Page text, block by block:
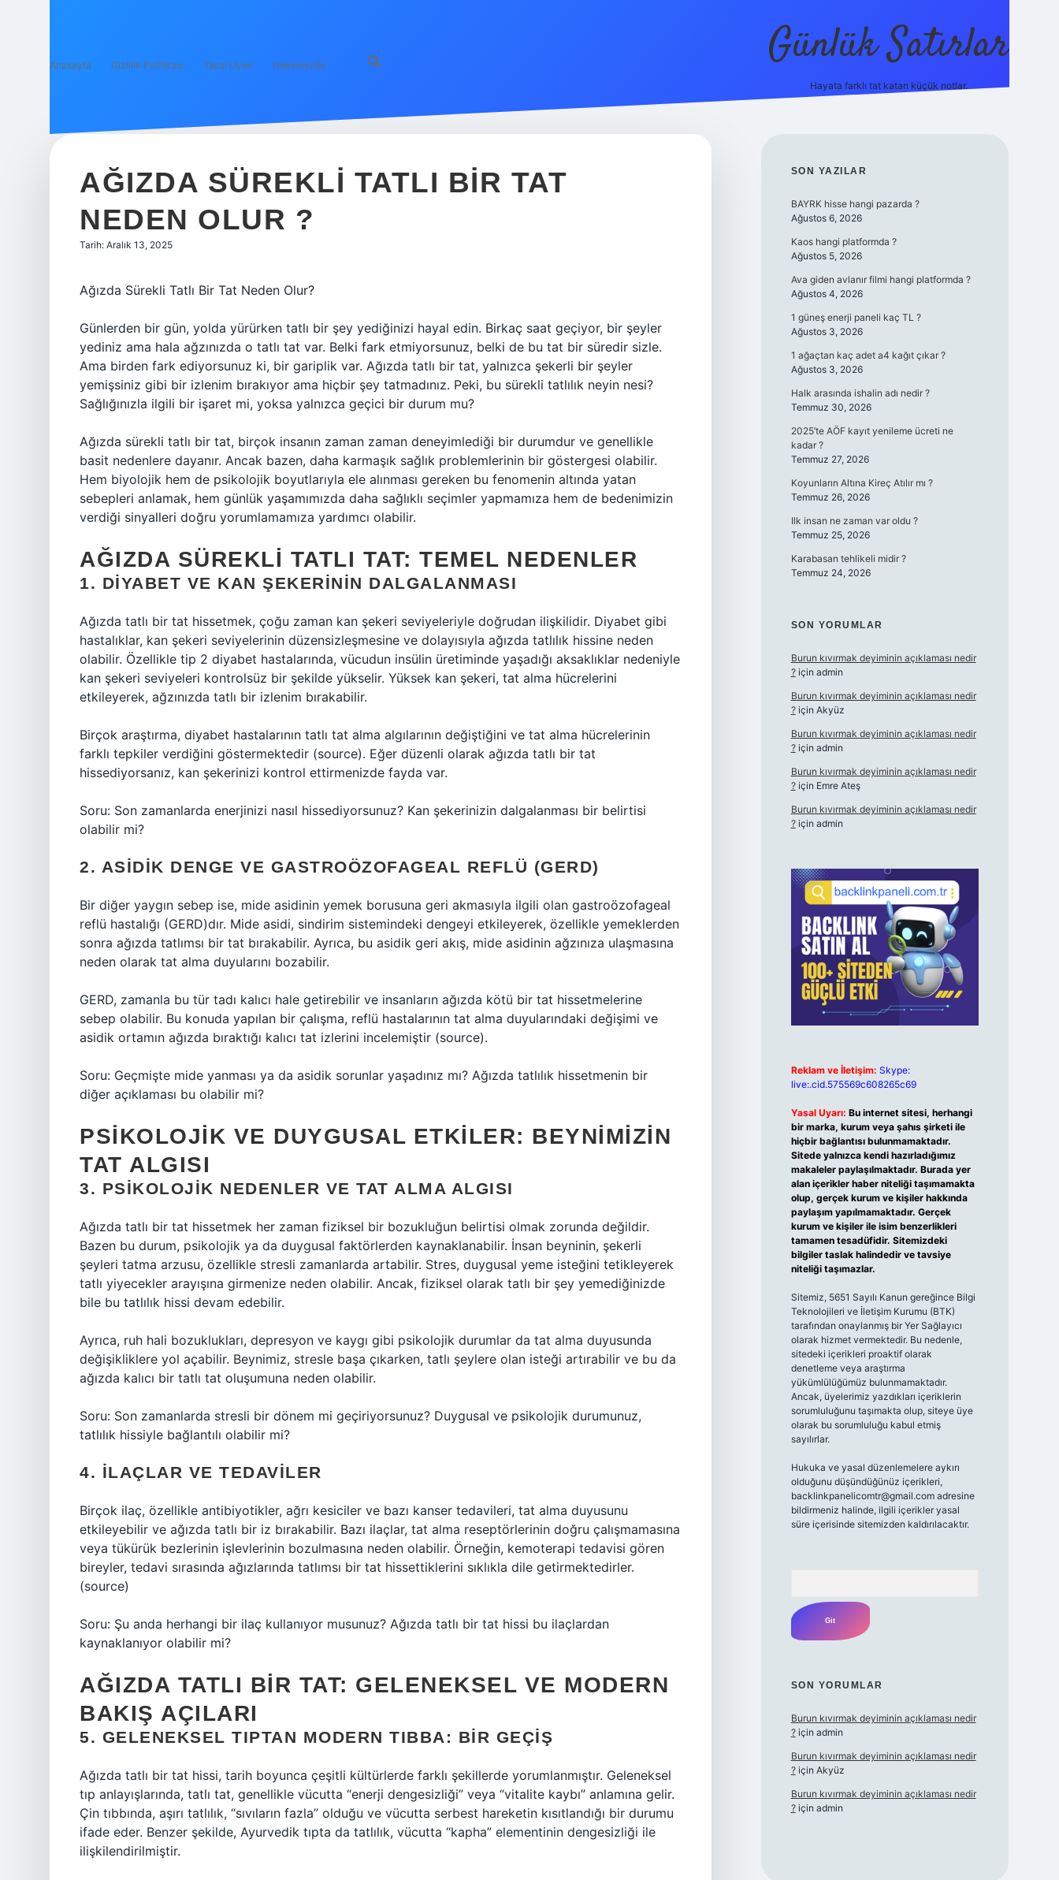
Anasayfa Gizlilik Politikası Yasal Uyarı Hakkımızda Günlük Satırlar
Hayata farklı tat katan küçük notlar.
AĞIZDA SÜREKLI TATLI BIR TAT
NEDEN OLUR ?
Tarih: Aralık 13, 2025
Ağızda Sürekli Tatlı Bir Tat Neden Olur?
Günlerden bir gün, yolda yürürken tatlı bir şey yediğinizi hayal edin. Birkaç saat geçiyor, bir şeyler
yediniz ama hala ağzınızda o tatlı tat var. Belki fark etmiyorsunuz, belki de bu tat bir süredir sizle.
Ama birden fark ediyorsunuz ki, bir gariplik var. Ağızda tatlı bir tat, yalnızca şekerli bir şeyler
yemişsiniz gibi bir izlenim bırakıyor ama hiçbir şey tatmadınız. Peki, bu sürekli tatlılık neyin nesi?
Sağlığınızla ilgili bir işaret mi, yoksa yalnızca geçici bir durum mu?
Ağızda sürekli tatlı bir tat, birçok insanın zaman zaman deneyimlediği bir durumdur ve genellikle
basit nedenlere dayanır. Ancak bazen, daha karmaşık sağlık problemlerinin bir göstergesi olabilir.
Hem biyolojik hem de psikolojik boyutlarıyla ele alınması gereken bu fenomenin altında yatan
sebepleri anlamak, hem günlük yaşamımızda daha sağlıklı seçimler yapmamıza hem de bedenimizin
verdiği sinyalleri doğru yorumlamamıza yardımcı olabilir.
AĞIZDA SÜREKLI TATLI TAT: TEMEL NEDENLER
1. DIYABET VE KAN ŞEKERININ DALGALANMASI
Ağızda tatlı bir tat hissetmek, çoğu zaman kan şekeri seviyeleriyle doğrudan ilişkilidir. Diyabet gibi
hastalıklar, kan şekeri seviyelerinin düzensizleşmesine ve dolayısıyla ağızda tatlılık hissine neden
olabilir. Özellikle tip 2 diyabet hastalarında, vücudun insülin üretiminde yaşadığı aksaklıklar nedeniyle
kan şekeri seviyeleri kontrolsüz bir şekilde yükselir. Yüksek kan şekeri, tat alma hücrelerini
etkileyerek, ağzınızda tatlı bir izlenim bırakabilir.
Birçok araştırma, diyabet hastalarının tatlı tat alma algılarının değiştiğini ve tat alma hücrelerinin
farklı tepkiler verdiğini göstermektedir (source). Eğer düzenli olarak ağızda tatlı bir tat
hissediyorsanız, kan şekerinizi kontrol ettirmenizde fayda var.
Soru: Son zamanlarda enerjinizi nasıl hissediyorsunuz? Kan şekerinizin dalgalanması bir belirtisi
olabilir mi?
2. ASIDIK DENGE VE GASTROÖZOFAGEAL REFLÜ (GERD)
Bir diğer yaygın sebep ise, mide asidinin yemek borusuna geri akmasıyla ilgili olan gastroözofageal
reflü hastalığı (GERD)dır. Mide asidi, sindirim sistemindeki dengeyi etkileyerek, özellikle yemeklerden
sonra ağızda tatlımsı bir tat bırakabilir. Ayrıca, bu asidik geri akış, mide asidinin ağzınıza ulaşmasına
neden olarak tat alma duyularını bozabilir.
GERD, zamanla bu tür tadı kalıcı hale getirebilir ve insanların ağızda kötü bir tat hissetmelerine
sebep olabilir. Bu konuda yapılan bir çalışma, reflü hastalarının tat alma duyularındaki değişimi ve
asidik ortamın ağızda bıraktığı kalıcı tat izlerini incelemiştir (source).
Soru: Geçmişte mide yanması ya da asidik sorunlar yaşadınız mı? Ağızda tatlılık hissetmenin bir
diğer açıklaması bu olabilir mi?
PSIKOLOJIK VE DUYGUSAL ETKILER: BEYNIMIZIN
TAT ALGISI
3. PSIKOLOJIK NEDENLER VE TAT ALMA ALGISI
Ağızda tatlı bir tat hissetmek her zaman fiziksel bir bozukluğun belirtisi olmak zorunda değildir.
Bazen bu durum, psikolojik ya da duygusal faktörlerden kaynaklanabilir. İnsan beyninin, şekerli
şeyleri tatma arzusu, özellikle stresli zamanlarda artabilir. Stres, duygusal yeme isteğini tetikleyerek
tatlı yiyecekler arayışına girmenize neden olabilir. Ancak, fiziksel olarak tatlı bir şey yemediğinizde
bile bu tatlılık hissi devam edebilir.
Ayrıca, ruh hali bozuklukları, depresyon ve kaygı gibi psikolojik durumlar da tat alma duyusunda
değişikliklere yol açabilir. Beynimiz, stresle başa çıkarken, tatlı şeylere olan isteği artırabilir ve bu da
ağızda kalıcı bir tatlı tat oluşumuna neden olabilir.
Soru: Son zamanlarda stresli bir dönem mi geçiriyorsunuz? Duygusal ve psikolojik durumunuz,
tatlılık hissiyle bağlantılı olabilir mi?
4. İLAÇLAR VE TEDAVILER
Birçok ilaç, özellikle antibiyotikler, ağrı kesiciler ve bazı kanser tedavileri, tat alma duyusunu
etkileyebilir ve ağızda tatlı bir iz bırakabilir. Bazı ilaçlar, tat alma reseptörlerinin doğru çalışmamasına
veya tükürük bezlerinin işlevlerinin bozulmasına neden olabilir. Örneğin, kemoterapi tedavisi gören
bireyler, tedavi sırasında ağızlarında tatlımsı bir tat hissettiklerini sıklıkla dile getirmektedirler.
(source)
Soru: Şu anda herhangi bir ilaç kullanıyor musunuz? Ağızda tatlı bir tat hissi bu ilaçlardan
kaynaklanıyor olabilir mi?
AĞIZDA TATLI BIR TAT: GELENEKSEL VE MODERN
BAKIŞ AÇILARI
5. GELENEKSEL TIPTAN MODERN TIBBA: BIR GEÇIŞ
Ağızda tatlı bir tat hissi, tarih boyunca çeşitli kültürlerde farklı şekillerde yorumlanmıştır. Geleneksel
tıp anlayışlarında, tatlı tat, genellikle vücutta “enerji dengesizliği” veya “vitalite kaybı” anlamına gelir.
Çin tıbbında, aşırı tatlılık, “sıvıların fazla” olduğu ve vücutta serbest hareketin kısıtlandığı bir durumu
ifade eder. Benzer şekilde, Ayurvedik tıpta da tatlılık, vücutta “kapha” elementinin dengesizliği ile
ilişkilendirilmiştir.
SIDEBAR
SON YAZILAR
BAYRK hisse hangi pazarda ?
Ağustos 6, 2026
Kaos hangi platformda ?
Ağustos 5, 2026
Ava giden avlanır filmi hangi platformda ?
Ağustos 4, 2026
1 güneş enerji paneli kaç TL ?
Ağustos 3, 2026
1 ağaçtan kaç adet a4 kağıt çıkar ?
Ağustos 3, 2026
Halk arasında ishalin adı nedir ?
Temmuz 30, 2026
2025’te AÖF kayıt yenileme ücreti ne
kadar ?
Temmuz 27, 2026
Koyunların Altına Kireç Atılır mı ?
Temmuz 26, 2026
Ilk insan ne zaman var oldu ?
Temmuz 25, 2026
Karabasan tehlikeli midir ?
Temmuz 24, 2026
SON YORUMLAR
Burun kıvırmak deyiminin açıklaması nedir
?için admin
Burun kıvırmak deyiminin açıklaması nedir
?için Akyüz
Burun kıvırmak deyiminin açıklaması nedir
?için admin
Burun kıvırmak deyiminin açıklaması nedir
?için Emre Ateş
Burun kıvırmak deyiminin açıklaması nedir
?için admin
Reklam ve İletişim: Skype:
live:.cid.575569c608265c69
Yasal Uyarı: Bu internet sitesi, herhangi
bir marka, kurum veya şahıs şirketi ile
hiçbir bağlantısı bulunmamaktadır.
Sitede yalnızca kendi hazırladığımız
makaleler paylaşılmaktadır. Burada yer
alan içerikler haber niteliği taşımamakta
olup, gerçek kurum ve kişiler hakkında
paylaşım yapılmamaktadır. Gerçek
kurum ve kişiler ile isim benzerlikleri
tamamen tesadüfidir. Sitemizdeki
bilgiler taslak halindedir ve tavsiye
niteliği taşımazlar.
Sitemiz, 5651 Sayılı Kanun gereğince Bilgi
Teknolojileri ve İletişim Kurumu (BTK)
tarafından onaylanmış bir Yer Sağlayıcı
olarak hizmet vermektedir. Bu nedenle,
sitedeki içerikleri proaktif olarak
denetleme veya araştırma
yükümlülüğümüz bulunmamaktadır.
Ancak, üyelerimiz yazdıkları içeriklerin
sorumluluğunu taşımakta olup, siteye üye
olarak bu sorumluluğu kabul etmiş
sayılırlar.
Hukuka ve yasal düzenlemelere aykırı
olduğunu düşündüğünüz içerikleri,
backlinkpanelicomtr@gmail.comadresine
bildirmeniz halinde, ilgili içerikler yasal
süre içerisinde sitemizden kaldırılacaktır.
SON YORUMLAR
Burun kıvırmak deyiminin açıklaması nedir
?için admin
Burun kıvırmak deyiminin açıklaması nedir
?için Akyüz
Burun kıvırmak deyiminin açıklaması nedir
?için admin